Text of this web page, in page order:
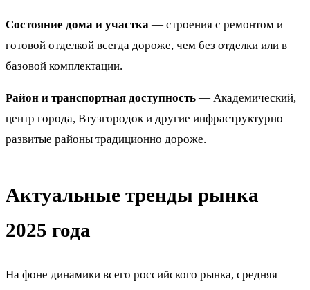
Состояние дома и участка — строения с ремонтом и
готовой отделкой всегда дороже, чем без отделки или в
базовой комплектации.
Район и транспортная доступность — Академический,
центр города, Втузгородок и другие инфраструктурно
развитые районы традиционно дороже.
Актуальные тренды рынка
2025 года
На фоне динамики всего российского рынка, средняя